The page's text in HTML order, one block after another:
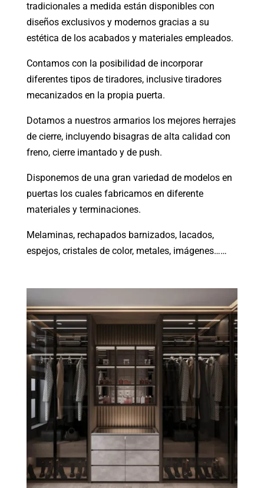
tradicionales a medida están disponibles con
diseños exclusivos y modernos gracias a su
estética de los acabados y materiales empleados.
Contamos con la posibilidad de incorporar
diferentes tipos de tiradores, inclusive tiradores
mecanizados en la propia puerta.
Dotamos a nuestros armarios los mejores herrajes
de cierre, incluyendo bisagras de alta calidad con
freno, cierre imantado y de push.
Disponemos de una gran variedad de modelos en
puertas los cuales fabricamos en diferente
materiales y terminaciones.
Melaminas, rechapados barnizados, lacados,
espejos, cristales de color, metales, imágenes……